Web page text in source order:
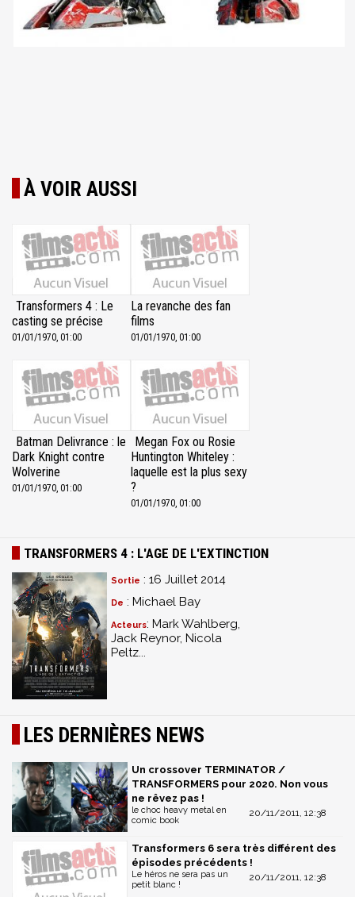
À VOIR AUSSI
Transformers 4 : Le
casting se précise
01/01/1970, 01:00
La revanche des fan
films
01/01/1970, 01:00
Batman Delivrance : le
Dark Knight contre
Wolverine
01/01/1970, 01:00
Megan Fox ou Rosie
Huntington Whiteley :
laquelle est la plus sexy
?
01/01/1970, 01:00
TRANSFORMERS 4 : L'AGE DE L'EXTINCTION
Sortie : 16 Juillet 2014
De : Michael Bay
Acteurs: Mark Wahlberg,
Jack Reynor, Nicola
Peltz...
LES DERNIÈRES NEWS
Un crossover TERMINATOR /
TRANSFORMERS pour 2020. Non vous
ne rêvez pas !
20/11/2011, 12:38
le choc heavy metal en
comic book
Transformers 6 sera très différent des
épisodes précédents !
20/11/2011, 12:38
Le héros ne sera pas un
petit blanc !